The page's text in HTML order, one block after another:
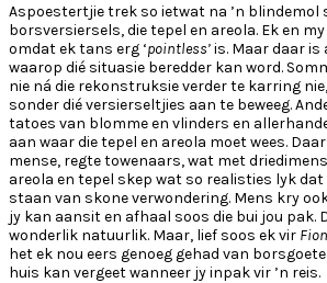
Aspoestertjie trek so ietwat na ’n blindemol
borsversiersels, die tepel en areola. Ek en
omdat ek tans erg ‘pointless’is. Maar daar
waarop dié situasie beredder kan word.
nie ná die rekonstruksie verder te karring
sonder dié versierseltjies aan te beweeg.
tatoes van blomme en vlinders en
aan waar die tepel en areola moet wees.
mense, regte towenaars, wat met
areola en tepel skep wat so realisties lyk
staan van skone verwondering. Mens kry
jy kan aansit en afhaal soos die bui jou pak.
wonderlik natuurlik. Maar, lief soos ek vir
het ek nou eers genoeg gehad van
huis kan vergeet wanneer jy inpak vir ’n reis.